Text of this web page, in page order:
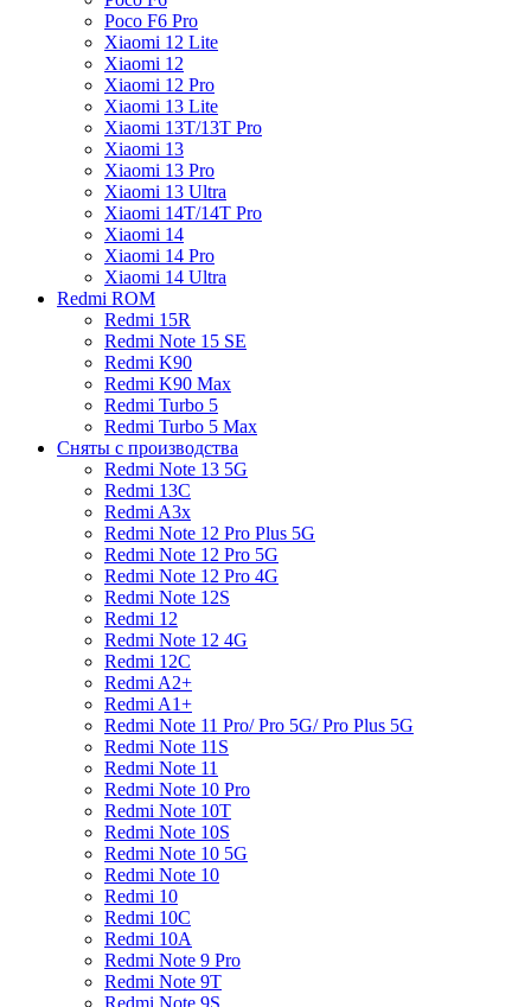
Poco F6 Pro
Xiaomi 12 Lite
Xiaomi 12
Xiaomi 12 Pro
Xiaomi 13 Lite
Xiaomi 13T/13T Pro
Xiaomi 13
Xiaomi 13 Pro
Xiaomi 13 Ultra
Xiaomi 14T/14T Pro
Xiaomi 14
Xiaomi 14 Pro
Xiaomi 14 Ultra
Redmi ROM
Redmi 15R
Redmi Note 15 SE
Redmi K90
Redmi K90 Max
Redmi Turbo 5
Redmi Turbo 5 Max
Сняты с производства
Redmi Note 13 5G
Redmi 13C
Redmi A3x
Redmi Note 12 Pro Plus 5G
Redmi Note 12 Pro 5G
Redmi Note 12 Pro 4G
Redmi Note 12S
Redmi 12
Redmi Note 12 4G
Redmi 12C
Redmi A2+
Redmi A1+
Redmi Note 11 Pro/ Pro 5G/ Pro Plus 5G
Redmi Note 11S
Redmi Note 11
Redmi Note 10 Pro
Redmi Note 10T
Redmi Note 10S
Redmi Note 10 5G
Redmi Note 10
Redmi 10
Redmi 10C
Redmi 10A
Redmi Note 9 Pro
Redmi Note 9T
Redmi Note 9S